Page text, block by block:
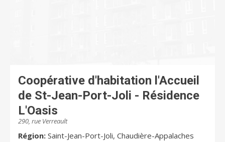
Coopérative d'habitation l'Accueil
de St-Jean-Port-Joli - Résidence
L'Oasis
290, rue Verreault
Région: Saint-Jean-Port-Joli, Chaudière-Appalaches